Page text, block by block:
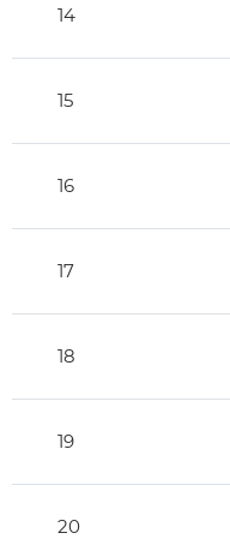
14
15
16
17
18
19
20